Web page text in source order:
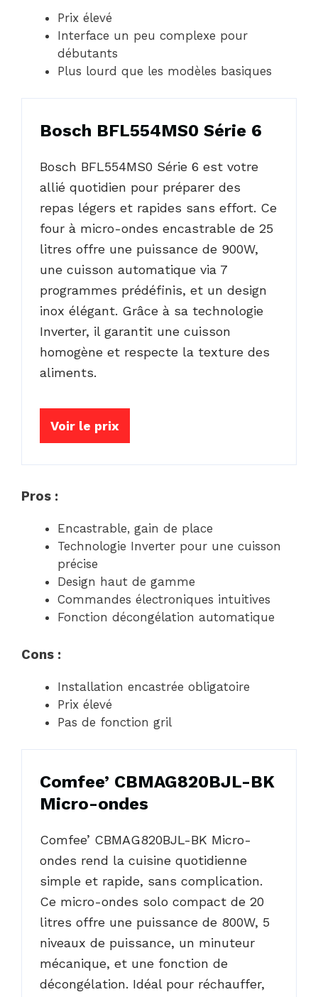
Prix élevé
Interface un peu complexe pour
débutants
Plus lourd que les modèles basiques
Bosch BFL554MS0 Série 6
Bosch BFL554MS0 Série 6 est votre
allié quotidien pour préparer des
repas légers et rapides sans effort. Ce
four à micro-ondes encastrable de 25
litres offre une puissance de 900W,
une cuisson automatique via 7
programmes prédéfinis, et un design
inox élégant. Grâce à sa technologie
Inverter, il garantit une cuisson
homogène et respecte la texture des
aliments.
Voir le prix
Pros :
Encastrable, gain de place
Technologie Inverter pour une cuisson
précise
Design haut de gamme
Commandes électroniques intuitives
Fonction décongélation automatique
Cons :
Installation encastrée obligatoire
Prix élevé
Pas de fonction gril
Comfee’ CBMAG820BJL-BK
Micro-ondes
Comfee’ CBMAG820BJL-BK Micro-
ondes rend la cuisine quotidienne
simple et rapide, sans complication.
Ce micro-ondes solo compact de 20
litres offre une puissance de 800W, 5
niveaux de puissance, un minuteur
mécanique, et une fonction de
décongélation. Idéal pour réchauffer,